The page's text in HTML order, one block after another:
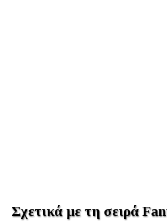
Σχετικά με τη σειρά